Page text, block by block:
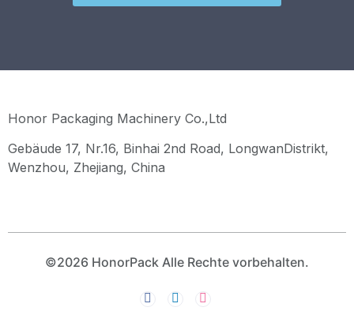
Honor Packaging Machinery Co.,Ltd
Gebäude 17, Nr.16, Binhai 2nd Road, LongwanDistrikt,
Wenzhou, Zhejiang, China
©2026 HonorPack Alle Rechte vorbehalten.